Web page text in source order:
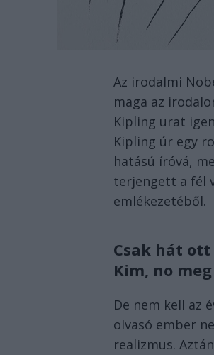
Az irodalmi
maga az
Kipling urat
Kipling úr egy
hatású íróvá,
terjengett a fél
emlékezetéből.
Csak hát
Kim, no
De nem kell az
olvasó ember
realizmus.